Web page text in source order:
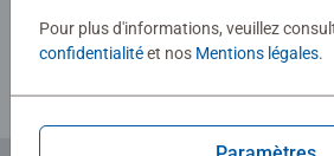
Consignes d'évaluation
Pour plus d'informations, veuillez
confidentialitéet nos Mentions légales.